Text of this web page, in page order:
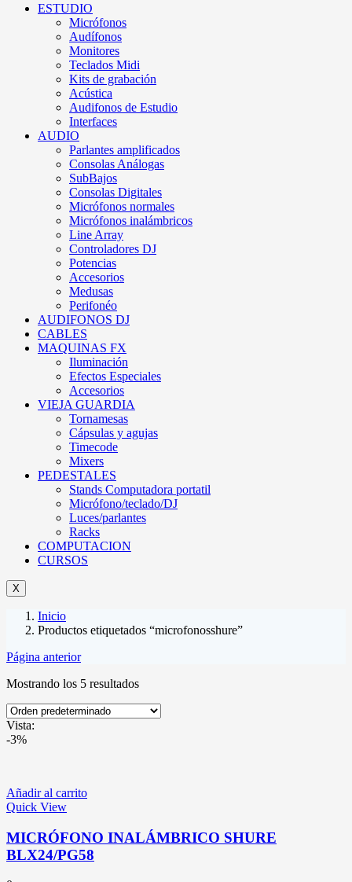
ESTUDIO
Micrófonos
Audífonos
Monitores
Teclados Midi
Kits de grabación
Acústica
Audifonos de Estudio
Interfaces
AUDIO
Parlantes amplificados
Consolas Análogas
SubBajos
Consolas Digitales
Micrófonos normales
Micrófonos inalámbricos
Line Array
Controladores DJ
Potencias
Accesorios
Medusas
Perifonéo
AUDIFONOS DJ
CABLES
MAQUINAS FX
Iluminación
Efectos Especiales
Accesorios
VIEJA GUARDIA
Tornamesas
Cápsulas y agujas
Timecode
Mixers
PEDESTALES
Stands Computadora portatil
Micrófono/teclado/DJ
Luces/parlantes
Racks
COMPUTACION
CURSOS
X
Inicio
Productos etiquetados “microfonosshure”
Página anterior
Mostrando los 5 resultados
Vista:
-3%
Añadir al carrito
Quick View
MICRÓFONO INALÁMBRICO SHURE
BLX24/PG58